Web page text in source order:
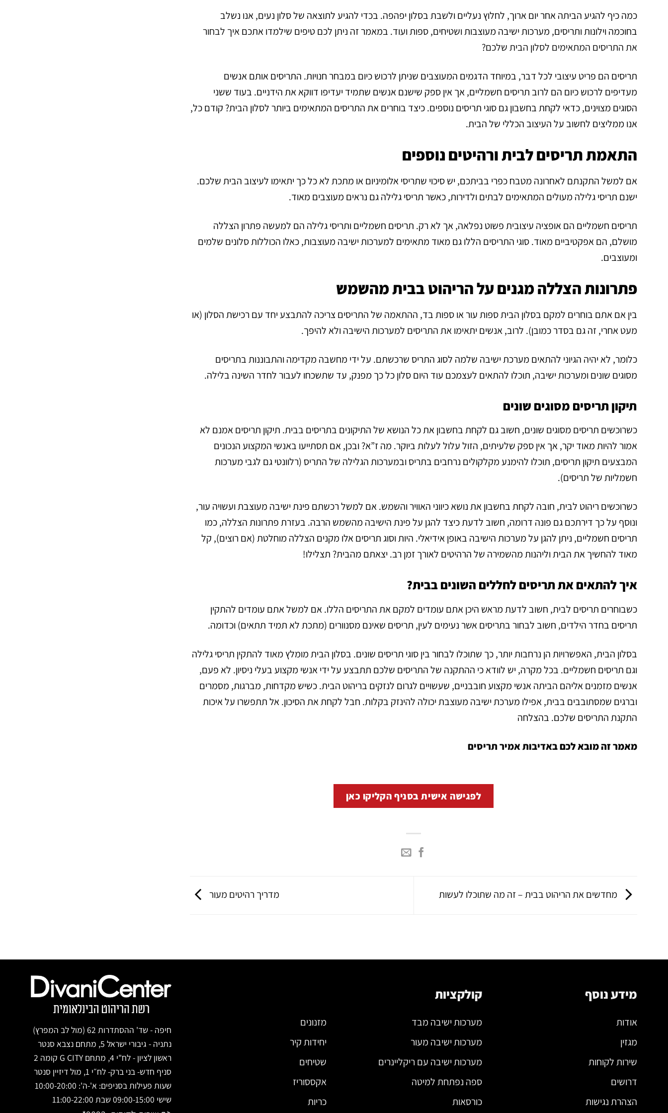
כמה כיף להגיע הביתה אחר יום ארוך, לחלוץ נעליים ולשבת בסלון יפהפה. בכדי להגיע לתוצאה של סלון נעים, אנו נשלב
בחוכמה וילונות ותריסים, מערכות ישיבה מעוצבות ושטיחים, ספות ועוד. במאמר זה ניתן לכם טיפים שילמדו אתכםאיך לבחור
את התריסים המתאימים לסלון הבית שלכם?
תריסים הם פריט עיצובי לכל דבר, במיוחד הדגמים המעוצבים שניתן לרכוש כיום במבחר חנויות. התריסים אותם אנשים
מעדיפים לרכוש כיום הם לרוב תריסים חשמליים, אך אין ספק שישנם אנשים שתמיד יעדיפו דווקא את הידניים. בעוד ששני
הסוגים מצוינים, כדאי לקחת בחשבון גם סוגי תריסים נוספים. כיצד בוחרים את התריסים המתאימים ביותר לסלון הבית? קודם כל,
אנו ממליצים לחשוב על העיצוב הכללי של הבית.
התאמת תריסים לבית ורהיטים נוספים
אם למשל התקנתם לאחרונה מטבח כפרי בביתכם, יש סיכוי שתריסי אלומיניום או מתכת לא כל כך יתאימו לעיצוב הבית שלכם.
ישנם תריסי גלילה מעולים המתאימים לבתים ולדירות, כאשר תריסי גלילה גם נראים מעוצבים מאוד.
תריסים חשמליים הם אופציה עיצובית פשוט נפלאה, אך לא רק. תריסים חשמליים ותריסי גלילה הם למעשה פתרון הצללה
מושלם, הם אפקטיביים מאוד. סוגי התריסים הללו גם מאוד מתאימים למערכות ישיבה מעוצבות, כאלו הכוללות סלונים שלמים
ומעוצבים.
פתרונות הצללה מגנים על הריהוט בבית מהשמש
בין אם אתם בוחרים למקם בסלון הבית ספות עור או ספות בד, ההתאמה של התריסים צריכה להתבצע יחד עם רכישת הסלון (או
מעט אחרי, זה גם בסדר כמובן). לרוב, אנשים יתאימו את התריסים למערכות הישיבה ולא להיפך.
כלומר, לא יהיה הגיוני להתאים מערכת ישיבה שלמה לסוג התריס שרכשתם. על ידי מחשבה מקדימה והתבוננות בתריסים
מסוגים שונים ומערכות ישיבה, תוכלו להתאים לעצמכם עוד היום סלון כל כך מפנק, עד שתשכחו לעבור לחדר השינה בלילה.
תיקון תריסים מסוגים שונים
כשרוכשים תריסים מסוגים שונים, חשוב גם לקחת בחשבון את כל הנושא של התיקונים בתריסים בבית. תיקון תריסים אמנם לא
אמור להיות מאוד יקר, אך אין ספק שלעיתים, הזול עלול לעלות ביוקר. מה ז”א? ובכן, אם תסתייעו באנשי המקצוע הנכונים
המבצעים תיקון תריסים, תוכלו להימנע מקלקולים נרחבים בתריס ובמערכות הגלילה של התריס (רלוונטי גם לגבי מערכות
חשמליות של תריסים).
כשרוכשים ריהוט לבית, חובה לקחת בחשבון את נושא כיווני האוויר והשמש. אם למשל רכשתם פינת ישיבה מעוצבת ועשויה עור,
ונוסף על כך דירתכם גם פונה דרומה, חשוב לדעת כיצד להגן על פינת הישיבה מהשמש הרבה. בעזרת פתרונות הצללה, כמו
תריסים חשמליים, ניתן להגן על מערכות הישיבה באופן אידיאלי. היות וסוג תריסים אלו מקנים הצללה מוחלטת (אם רוצים), קל
מאוד להחשיך את הבית וליהנות מהשמירה של הרהיטים לאורך זמן רב. יצאתם מהבית? תצלילו!
איך להתאים את תריסים לחללים השונים בבית?
כשבוחרים תריסים לבית, חשוב לדעת מראש היכן אתם עומדים למקם את התריסים הללו. אם למשל אתם עומדים להתקין
תריסים בחדר הילדים, חשוב לבחור בתריסים אשר נעימים לעין, תריסים שאינם מסנוורים (מתכת לא תמיד תתאים) וכדומה.
בסלון הבית, האפשרויות הן נרחבות יותר, כך שתוכלו לבחור בין סוגי תריסים שונים. בסלון הבית מומלץ מאוד להתקין תריסי גלילה
וגם תריסים חשמליים. בכל מקרה, יש לוודא כי ההתקנה של התריסים שלכם תתבצע על ידי אנשי מקצוע בעלי ניסיון. לא פעם,
אנשים מזמנים אליהם הביתה אנשי מקצוע חובבניים, שעשויים לגרום לנזקים בריהוט הבית. כשיש מקדחות, מברגות, מסמרים
וברגים שמסתובבים בבית, אפילו מערכת ישיבה מעוצבת יכולה להינזק בקלות. חבל לקחת את הסיכון. אל תתפשרו על איכות
התקנת התריסים שלכם. בהצלחה
מאמר זה מובא לכםבאדיבות אמיר תריסים
לפגישה אישית בסניף הקליקו כאן
מחדשים את הריהוט בבית – זה מה שתוכלו לעשות מדריך רהיטים מעור
מידע נוסף
אודות
מגזין
שירות לקוחות
דרושים
הצהרת נגישות
קולקציות
מערכות ישיבה מבד
מערכות ישיבה מעור
מערכות ישיבה עם ריקליינרים
ספה נפתחת למיטה
כורסאות
מזנונים
יחידות קיר
שטיחים
אקססוריז
כריות
חיפה - שד' ההסתדרות 62 (מול לב המפרץ)
נתניה - גיבורי ישראל 5, מתחם נצבא סנטר
ראשון לציון - לח"י 4, מתחם G CITY קומה 2
סניף חדש- בני ברק- לח״י 1, מול דיזיין סנטר
שעות פעילות בסניפים: א'-ה': 10:00-20:00
שישי 09:00-15:00 שבת 11:00-22:00